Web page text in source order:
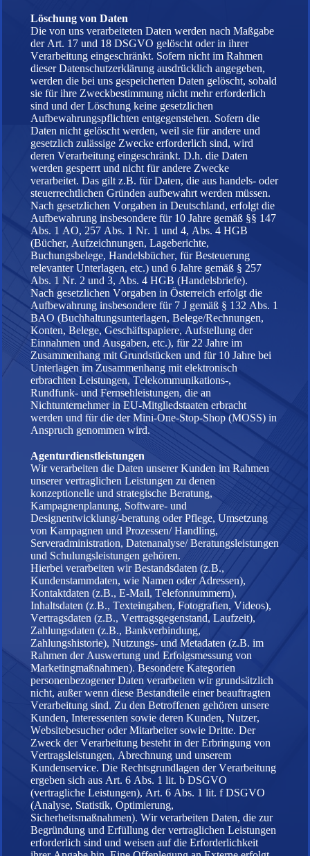
Löschung von Daten
Die von uns verarbeiteten Daten werden nach Maßgabe
der Art. 17 und 18 DSGVO gelöscht oder in ihrer
Verarbeitung eingeschränkt. Sofern nicht im Rahmen
dieser Datenschutzerklärung ausdrücklich angegeben,
werden die bei uns gespeicherten Daten gelöscht, sobald
sie für ihre Zweckbestimmung nicht mehr erforderlich
sind und der Löschung keine gesetzlichen
Aufbewahrungspflichten entgegenstehen. Sofern die
Daten nicht gelöscht werden, weil sie für andere und
gesetzlich zulässige Zwecke erforderlich sind, wird
deren Verarbeitung eingeschränkt. D.h. die Daten
werden gesperrt und nicht für andere Zwecke
verarbeitet. Das gilt z.B. für Daten, die aus handels- oder
steuerrechtlichen Gründen aufbewahrt werden müssen.
Nach gesetzlichen Vorgaben in Deutschland, erfolgt die
Aufbewahrung insbesondere für 10 Jahre gemäß §§ 147
Abs. 1 AO, 257 Abs. 1 Nr. 1 und 4, Abs. 4 HGB
(Bücher, Aufzeichnungen, Lageberichte,
Buchungsbelege, Handelsbücher, für Besteuerung
relevanter Unterlagen, etc.) und 6 Jahre gemäß § 257
Abs. 1 Nr. 2 und 3, Abs. 4 HGB (Handelsbriefe).
Nach gesetzlichen Vorgaben in Österreich erfolgt die
Aufbewahrung insbesondere für 7 J gemäß § 132 Abs. 1
BAO (Buchhaltungsunterlagen, Belege/Rechnungen,
Konten, Belege, Geschäftspapiere, Aufstellung der
Einnahmen und Ausgaben, etc.), für 22 Jahre im
Zusammenhang mit Grundstücken und für 10 Jahre bei
Unterlagen im Zusammenhang mit elektronisch
erbrachten Leistungen, Telekommunikations-,
Rundfunk- und Fernsehleistungen, die an
Nichtunternehmer in EU-Mitgliedstaaten erbracht
werden und für die der Mini-One-Stop-Shop (MOSS) in
Anspruch genommen wird.
Agenturdienstleistungen
Wir verarbeiten die Daten unserer Kunden im Rahmen
unserer vertraglichen Leistungen zu denen
konzeptionelle und strategische Beratung,
Kampagnenplanung, Software- und
Designentwicklung/-beratung oder Pflege, Umsetzung
von Kampagnen und Prozessen/ Handling,
Serveradministration, Datenanalyse/ Beratungsleistungen
und Schulungsleistungen gehören.
Hierbei verarbeiten wir Bestandsdaten (z.B.,
Kundenstammdaten, wie Namen oder Adressen),
Kontaktdaten (z.B., E-Mail, Telefonnummern),
Inhaltsdaten (z.B., Texteingaben, Fotografien, Videos),
Vertragsdaten (z.B., Vertragsgegenstand, Laufzeit),
Zahlungsdaten (z.B., Bankverbindung,
Zahlungshistorie), Nutzungs- und Metadaten (z.B. im
Rahmen der Auswertung und Erfolgsmessung von
Marketingmaßnahmen). Besondere Kategorien
personenbezogener Daten verarbeiten wir grundsätzlich
nicht, außer wenn diese Bestandteile einer beauftragten
Verarbeitung sind. Zu den Betroffenen gehören unsere
Kunden, Interessenten sowie deren Kunden, Nutzer,
Websitebesucher oder Mitarbeiter sowie Dritte. Der
Zweck der Verarbeitung besteht in der Erbringung von
Vertragsleistungen, Abrechnung und unserem
Kundenservice. Die Rechtsgrundlagen der Verarbeitung
ergeben sich aus Art. 6 Abs. 1 lit. b DSGVO
(vertragliche Leistungen), Art. 6 Abs. 1 lit. f DSGVO
(Analyse, Statistik, Optimierung,
Sicherheitsmaßnahmen). Wir verarbeiten Daten, die zur
Begründung und Erfüllung der vertraglichen Leistungen
erforderlich sind und weisen auf die Erforderlichkeit